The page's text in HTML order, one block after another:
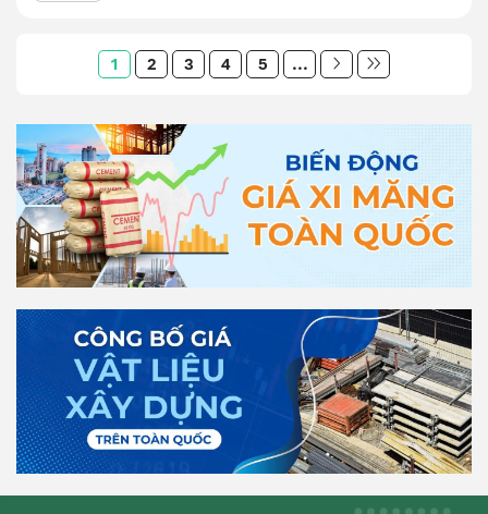
1 2 3 4 5 ...